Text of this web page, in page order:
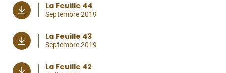
La Feuille 44
Septembre 2019
La Feuille 43
Septembre 2019
La Feuille 42